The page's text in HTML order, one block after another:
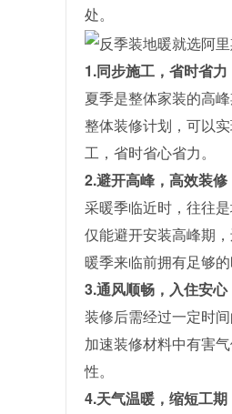
处。
1.同步施工，省时省力
夏季是整体家装的高
整体装修计划，可以
工，省时省心省力。
2.避开高峰，高效装修
采暖季临近时，往往
仅能避开安装高峰期
暖季来临前拥有足够
3.通风顺畅，入住安心
装修后需经过一定时
加速装修材料中有害
性。
4.天气温暖，缩短工期